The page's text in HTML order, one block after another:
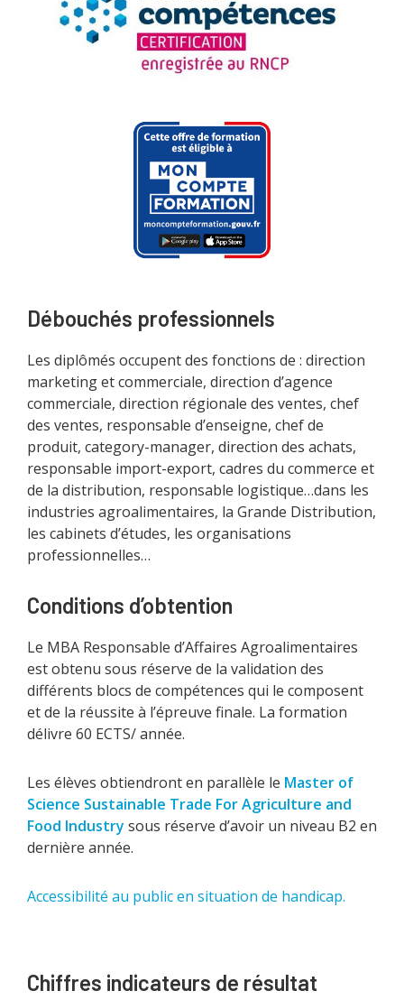
Débouchés professionnels
Les diplômés occupent des fonctions de : direction
marketing et commerciale, direction d’agence
commerciale, direction régionale des ventes, chef
des ventes, responsable d’enseigne, chef de
produit, category-manager, direction des achats,
responsable import-export, cadres du commerce et
de la distribution, responsable logistique…dans les
industries agroalimentaires, la Grande Distribution,
les cabinets d’études, les organisations
professionnelles…
Conditions d’obtention
Le MBA Responsable d’Affaires Agroalimentaires
est obtenu sous réserve de la validation des
différents blocs de compétences qui le composent
et de la réussite à l’épreuve finale. La formation
délivre 60 ECTS/ année.
Les élèves obtiendront en parallèle le Master of
Science Sustainable Trade For Agriculture and
Food Industry sous réserve d’avoir un niveau B2 en
dernière année.
Accessibilité au public en situation de handicap.
Chiffres indicateurs de résultat